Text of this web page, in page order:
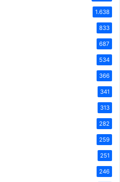
1.638
833
687
534
366
341
313
282
259
251
246